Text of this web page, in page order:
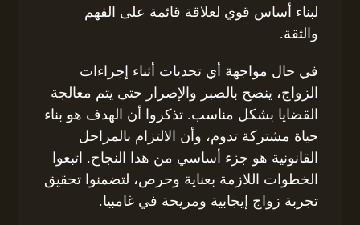
لبناء أساس قوي لعلاقة قائمة على الفهم
والثقة.
في حال مواجهة أي تحديات أثناء إجراءات
الزواج، ينصح بالصبر والإصرار حتى يتم معالجة
القضايا بشكل مناسب. تذكروا أن الهدف هو بناء
حياة مشتركة تدوم، وأن الالتزام بالمراحل
القانونية هو جزء أساسي من هذا النجاح. اتبعوا
الخطوات اللازمة بعناية وحرص، لتضمنوا تحقيق
تجربة زواج إيجابية ومريحة في غامبيا.